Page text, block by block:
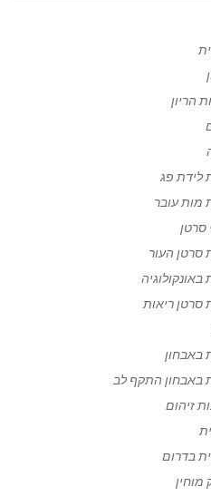
הריון
לידת פג
מות עובר
סרטן
סרטן העור
סרטן ריאות
באבחון
באבחון התקף לב
זיהום
בדרום
מוחין